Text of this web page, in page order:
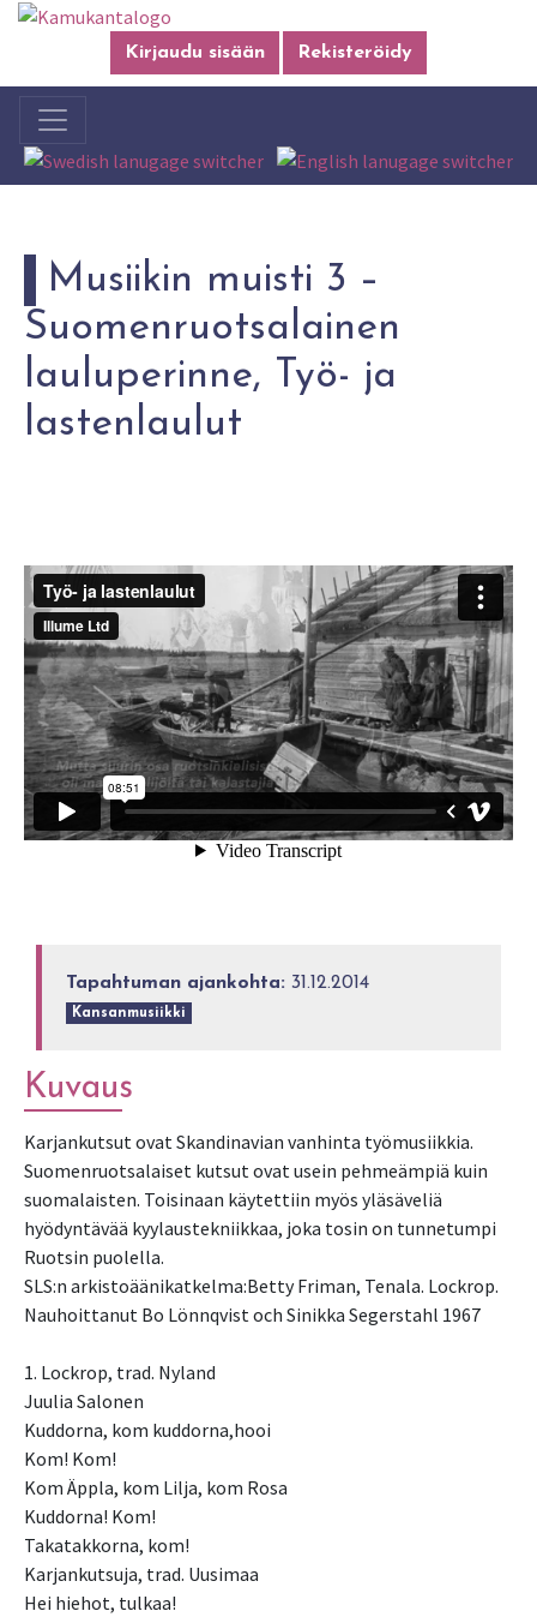
Kirjaudu sisään Rekisteröidy
Musiikin muisti 3 –
Suomenruotsalainen
lauluperinne, Työ- ja
lastenlaulut
Tapahtuman ajankohta: 31.12.2014
Kansanmusiikki
Kuvaus
Karjankutsut ovat Skandinavian vanhinta työmusiikkia.
Suomenruotsalaiset kutsut ovat usein pehmeämpiä kuin
suomalaisten. Toisinaan käytettiin myös yläsäveliä
hyödyntävää kyylaustekniikkaa, joka tosin on tunnetumpi
Ruotsin puolella.
SLS:n arkistoäänikatkelma:Betty Friman, Tenala. Lockrop.
Nauhoittanut Bo Lönnqvist och Sinikka Segerstahl 1967
1. Lockrop, trad. Nyland
Juulia Salonen
Kuddorna, kom kuddorna,hooi
Kom! Kom!
Kom Äppla, kom Lilja, kom Rosa
Kuddorna! Kom!
Takatakkorna, kom!
Karjankutsuja, trad. Uusimaa
Hei hiehot, tulkaa!